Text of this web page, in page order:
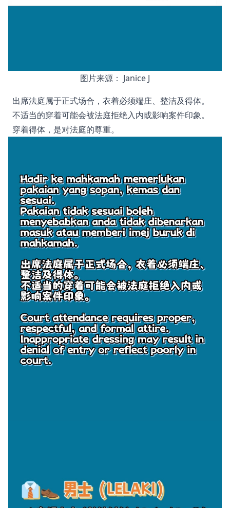
图片来源： Janice J
出席法庭属于正式场合，衣着必须端庄、整洁及得体。
不适当的穿着可能会被法庭拒绝入内或影响案件印象。
穿着得体，是对法庭的尊重。